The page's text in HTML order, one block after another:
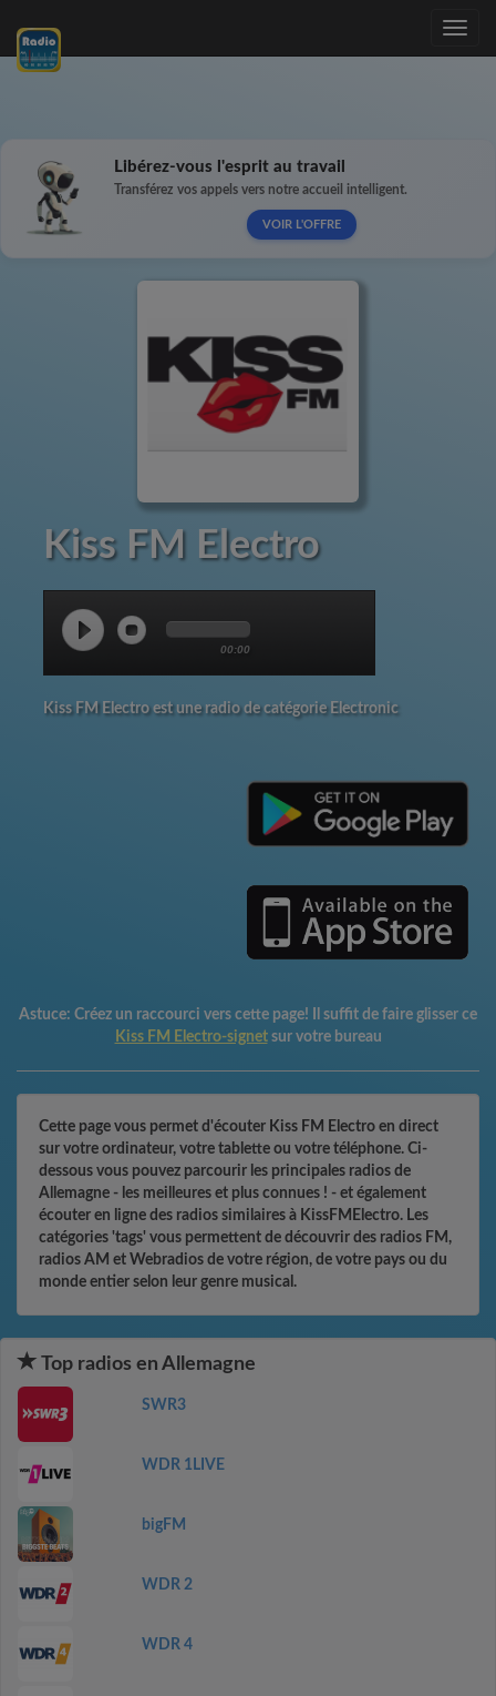
Toggle
Libérez-vous l'esprit au travail
Transférez vos appels vers notre accueil intelligent.
VOIR L'OFFRE
Kiss FM Electro
00:00
Kiss FM Electro est une radio de catégorie Electronic
Astuce: Créez un raccourci vers cette page! Il suffit de faire glisser ce
Kiss FM Electro-signet sur votre bureau
Cette page vous permet d'écouter Kiss FM Electro en direct
sur votre ordinateur, votre tablette ou votre téléphone. Ci-
dessous vous pouvez parcourir les principales radios de
Allemagne - les meilleures et plus connues ! - et également
écouter en ligne des radios similaires à KissFMElectro. Les
catégories 'tags' vous permettent de découvrir des radios FM,
radios AM et Webradios de votre région, de votre pays ou du
monde entier selon leur genre musical.
Top radios en Allemagne
SWR3
WDR 1LIVE
bigFM
WDR 2
WDR 4